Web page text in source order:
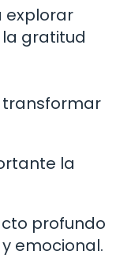
explorar
gratitud
transformar
la
profundo
emocional.